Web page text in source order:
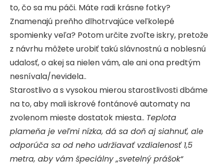
to, čo sa mu páči. Máte radi krásne fotky?
Znamenajú preňho dlhotrvajúce veľkolepé
spomienky veľa? Potom určite zvoľte iskry, pretože
z návrhu môžete urobiť takú slávnostnú a noblesnú
udalosť, o akej sa nielen vám, ale ani ona predtým
nesnívala/nevidela..
Starostlivo a s vysokou mierou starostlivosti dbáme
na to, aby mali iskrové fontánové automaty na
zvolenom mieste dostatok miesta.. Teplota
plameňa je veľmi nízka, dá sa doň aj siahnuť, ale
odporúča sa od neho udržiavať vzdialenosť 1,5
metra, aby vám špeciálny „svetelný prášok“